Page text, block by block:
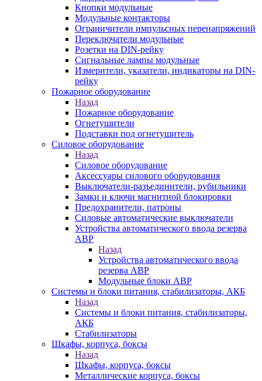
Кнопки модульные
Модульные контакторы
Ограничители импульсных перенапряжений
Переключатели модульные
Розетки на DIN-рейку
Сигнальные лампы модульные
Измерители, указатели, индикаторы на DIN-
рейку
Пожарное оборудование
Назад
Пожарное оборудование
Огнетушители
Подставки под огнетушитель
Силовое оборудование
Назад
Силовое оборудование
Аксессуары силового оборудования
Выключатели-разъединители, рубильники
Замки и ключи магнитной блокировки
Предохранители, патроны
Силовые автоматические выключатели
Устройства автоматического ввода резерва
АВР
Назад
Устройства автоматического ввода
резерва АВР
Модульные блоки АВР
Системы и блоки питания, стабилизаторы, АКБ
Назад
Системы и блоки питания, стабилизаторы,
АКБ
Стабилизаторы
Шкафы, корпуса, боксы
Назад
Шкафы, корпуса, боксы
Металлические корпуса, боксы